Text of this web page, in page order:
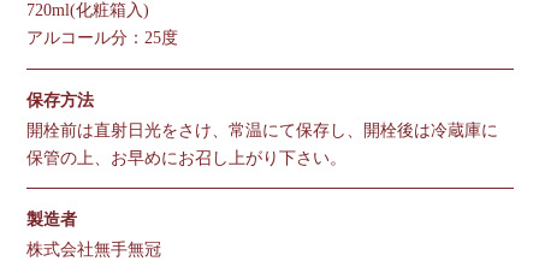
720ml(化粧箱入)
アルコール分：25度
保存方法
開栓前は直射日光をさけ、常温にて保存し、開栓後は冷蔵庫に
保管の上、お早めにお召し上がり下さい。
製造者
株式会社無手無冠